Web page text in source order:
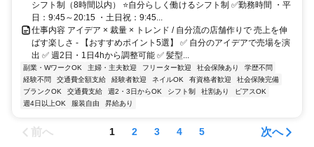
間：約30分
シフト制（8時間以内） ⭐自分らしく働けるシフト制 ✅勤務時間 ・平
日：9:45～20:15 ・土日祝：9:45...
仕事内容 アイデア × 裁量 × トレンド / 自分流の店舗作りで 売上を伸
ばす楽しさ - 【おすすめポイント5選】 ✅ 自分のアイデアで売場を演
出 ✅ 週2日・1日4hから調整可能 ✅ 髪型...
副業・WワークOK 主婦・主夫歓迎 フリーター歓迎 社会保険あり
学歴不問
経験不問
交通費全額支給 経験者歓迎 ネイルOK 有資格者歓迎
社会保険完備
ブランクOK
交通費支給 週2・3日からOK シフト制 社割あり
ピアスOK
週4日以上OK
服装自由 昇給あり
前へ 1 2 3 4 5 次へ